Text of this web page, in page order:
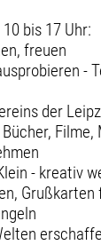
bis 17 Uhr:
freuen
-
der
Filme,
- kreativ
Grußkarten